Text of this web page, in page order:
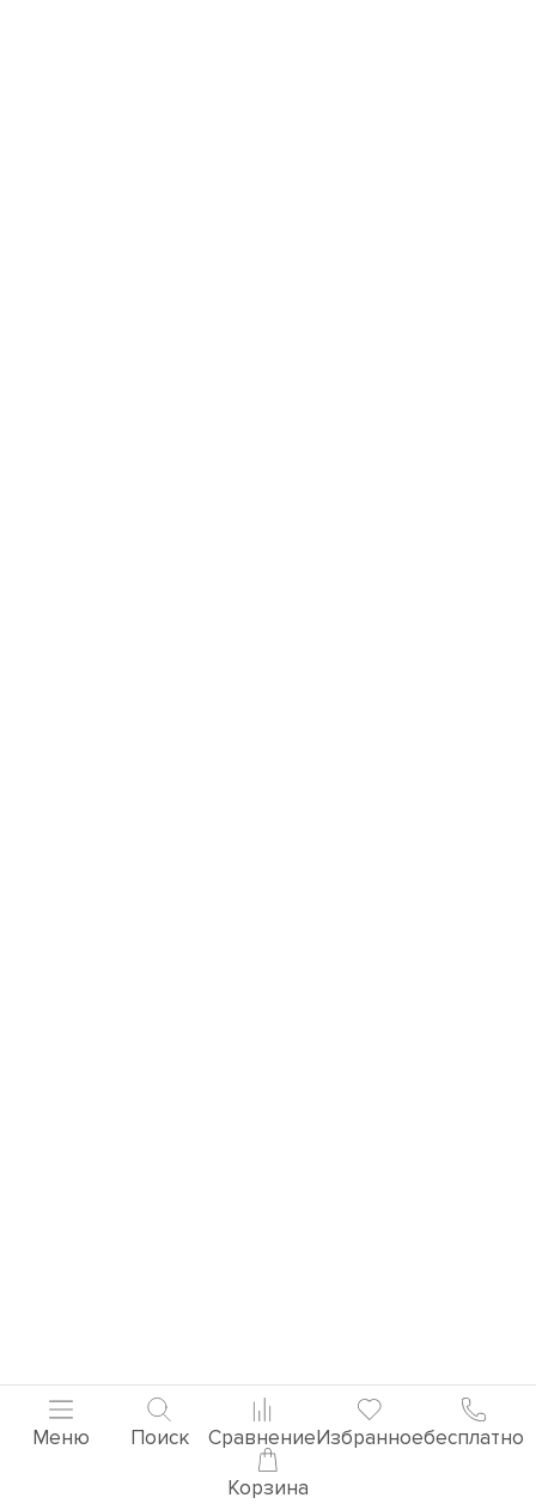
Меню Поиск СравнениеИзбранноебесплатно
Корзина